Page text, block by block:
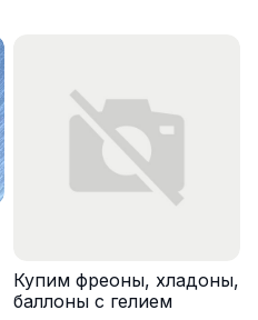
Купим фреоны, хладоны,
баллоны с гелием